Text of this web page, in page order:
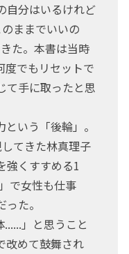
自分はいるけれど
ままでいいの
た。本書は当時
度でもリセットで
て手に取ったと思
いう「後輪」。
てきた林真理子
強くすすめる1
で女性も仕事
た。
」と思うこと
改めて鼓舞され